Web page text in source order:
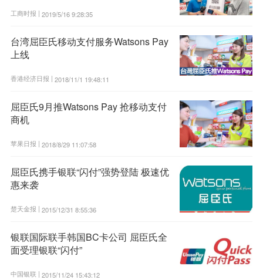
工商时报 | 2019/5/16 9:28:35
台湾屈臣氏移动支付服务Watsons Pay
上线
香港经济日报 | 2018/11/1 19:48:11
屈臣氏9月推Watsons Pay 抢移动支付
商机
苹果日报 | 2018/8/29 11:07:58
屈臣氏携手银联“闪付”强势登陆 极速优
惠来袭
楚天金报 | 2015/12/31 8:55:36
银联国际联手韩国BC卡公司 屈臣氏全
面受理银联“闪付”
中国银联 | 2015/11/24 15:43:12